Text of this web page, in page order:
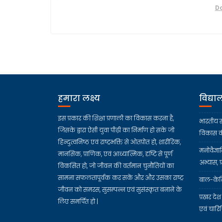
हमारा लक्ष्य
इस प्रकार की शिक्षा प्रणाली का विकास करना है,
जिसके द्वारा ऐसी युवा पीढ़ी का निर्माण हो सके जो
हिन्दुत्वनिष्ठ एवं राष्ट्रभक्ति से ओतप्रोत हो, शारीरिक,
मानसिक, प्राणिक, एवं आध्यात्मिक, दृष्टि से पूर्ण
विकसित हो, जो जीवन की वर्तमान चुनौतियों का
सामना सफलतापूर्वक कर सकें और और उसका राष्ट्र
जीवन को समरस, सुसम्पन्न एवं सुसंस्कृत बनाने के
लिए समर्पित हो |
भारतीय
विकास
अभ्यास,
बाल-
प्रखर
एवं